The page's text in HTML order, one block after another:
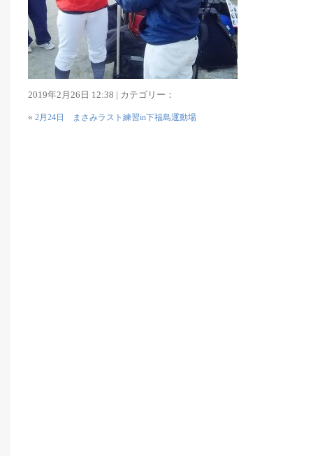
2019年2月26日 12:38 | カテゴリー：
« 2月24日 まさみラスト練習in下福島運動場